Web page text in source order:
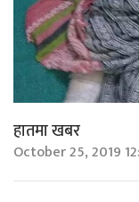
हातमा खबर
October 25, 2019